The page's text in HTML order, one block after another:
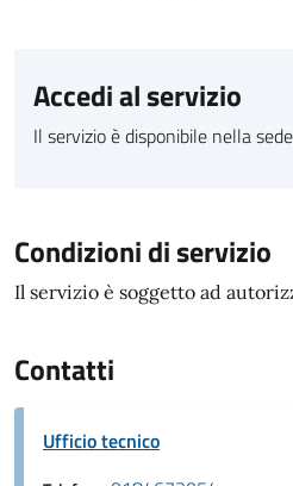
Accedi al servizio
Il servizio è disponibile nella
Condizioni di servizio
Il servizio è soggetto ad
Contatti
Ufficio tecnico